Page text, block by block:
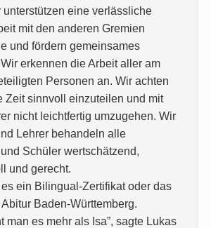
unterstützen eine verlässliche
mit den anderen Gremien
und fördern gemeinsames
erkennen die Arbeit aller am
Personen an. Wir achten
Zeit sinnvoll einzuteilen und mit
nicht leichtfertig umzugehen. Wir
Lehrer behandeln alle
Schüler wertschätzend,
und gerecht.
ein Bilingual-Zertifikat oder das
Baden-Württemberg.
man es mehr als Isa”, sagte Lukas